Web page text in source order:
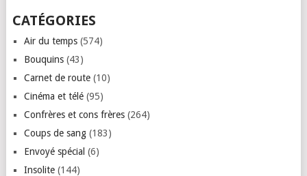
CATÉGORIES
Air du temps(574)
Bouquins(43)
Carnet de route(10)
Cinéma et télé(95)
Confrères et cons frères(264)
Coups de sang(183)
Envoyé spécial (6)
Insolite(144)